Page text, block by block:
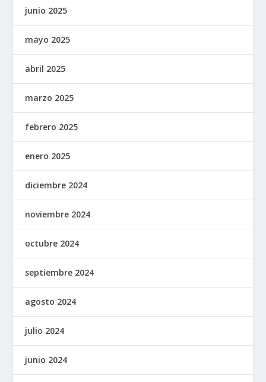
junio 2025
mayo 2025
abril 2025
marzo 2025
febrero 2025
enero 2025
diciembre 2024
noviembre 2024
octubre 2024
septiembre 2024
agosto 2024
julio 2024
junio 2024